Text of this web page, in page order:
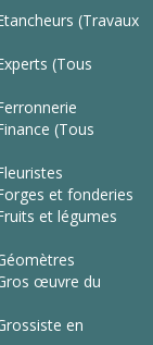
(Travaux
(Tous
(Tous
et fonderies
et légumes
œuvre du
en